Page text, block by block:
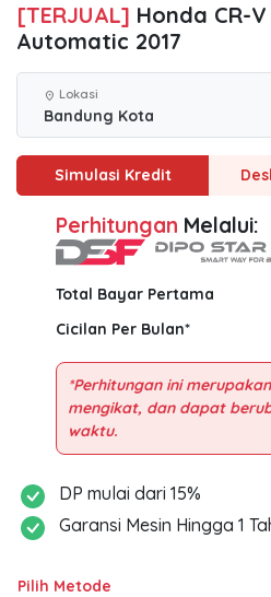
[TERJUAL] Honda CR-
Automatic 2017
location_on Lokasi
Bandung Kota
Simulasi Kredit
Perhitungan Melalui:
Total Bayar Pertama
Cicilan Per Bulan*
*Perhitungan ini
mengikat, dan dapat
DP mulai dari 15%
Garansi Mesin Hingga 1
Pilih Metode